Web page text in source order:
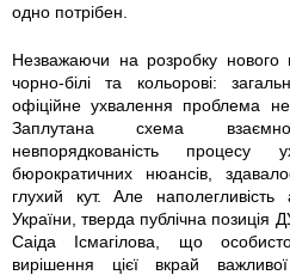
одно потрібен.
Незважаючи на розробку нового
чорно-білі та кольорові:
офіційне ухвалення проблема
Заплутана схема
невпорядкованість процесу
бюрократичних нюансів,
глухий кут. Але наполегливість
України, тверда публічна
Саіда Ісмагілова, що
вирішення цієї вкрай